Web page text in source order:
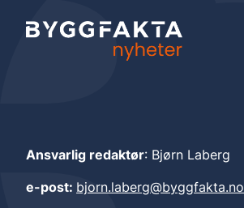
Ansvarlig redaktør: Bjørn Laberg
e-post: bjorn.laberg@byggfakta.no